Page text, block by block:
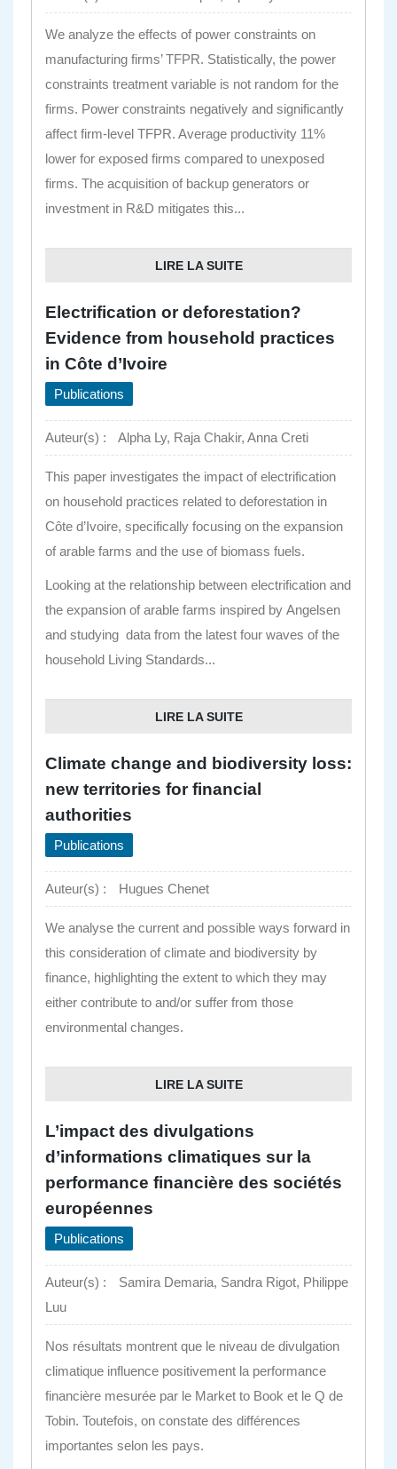
We analyze the effects of power constraints on
manufacturing firms’ TFPR. Statistically, the power
constraints treatment variable is not random for the
firms. Power constraints negatively and significantly
affect firm-level TFPR. Average productivity 11%
lower for exposed firms compared to unexposed
firms. The acquisition of backup generators or
investment in R&D mitigates this...
LIRE LA SUITE
Electrification or deforestation?
Evidence from household practices
in Côte d’Ivoire
Publications
Auteur(s) : Alpha Ly, Raja Chakir, Anna Creti
This paper investigates the impact of electrification
on household practices related to deforestation in
Côte d’Ivoire, specifically focusing on the expansion
of arable farms and the use of biomass fuels.
Looking at the relationship between electrification and
the expansion of arable farms inspired by Angelsen
and studying data from the latest four waves of the
household Living Standards...
LIRE LA SUITE
Climate change and biodiversity loss:
new territories for financial
authorities
Publications
Auteur(s) : Hugues Chenet
We analyse the current and possible ways forward in
this consideration of climate and biodiversity by
finance, highlighting the extent to which they may
either contribute to and/or suffer from those
environmental changes.
LIRE LA SUITE
L’impact des divulgations
d’informations climatiques sur la
performance financière des sociétés
européennes
Publications
Auteur(s) :
Samira Demaria, Sandra Rigot, Philippe
Luu
Nos résultats montrent que le niveau de divulgation
climatique influence positivement la performance
financière mesurée par le Market to Book et le Q de
Tobin. Toutefois, on constate des différences
importantes selon les pays.